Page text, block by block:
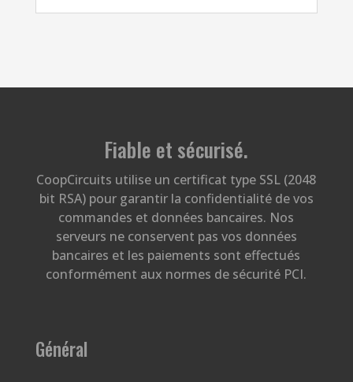
Fiable et sécurisé.
CoopCircuits utilise un certificat type SSL (2048
bit RSA) pour garantir la confidentialité de vos
commandes et données bancaires. Nos
serveurs ne conservent pas vos données
bancaires et les paiements sont effectués
conformément aux normes de sécurité PCI.
Général